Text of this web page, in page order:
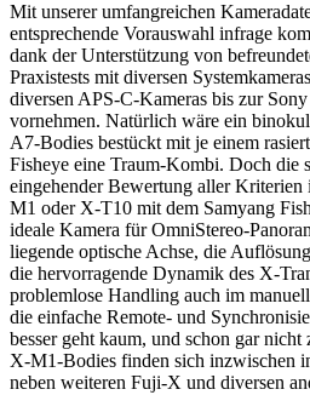
Mit unserer umfangreichen
entsprechende Vorauswahl infrage
dank der Unterstützung von
Praxistests mit diversen
diversen APS-C-Kameras bis zur
vornehmen. Natürlich wäre ein
A7-Bodies bestückt mit je einem
Fisheye eine Traum-Kombi. Doch die
eingehender Bewertung aller
M1 oder X-T10 mit dem Samyang
ideale Kamera für OmniStereo-
liegende optische Achse, die
die hervorragende Dynamik des X-
problemlose Handling auch im
die einfache Remote- und
besser geht kaum, und schon gar
X-M1-Bodies finden sich inzwischen
neben weiteren Fuji-X und diversen